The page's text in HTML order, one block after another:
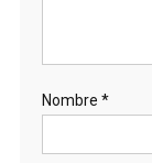
Nombre *